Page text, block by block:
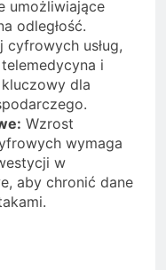
umożliwiające
odległość.
cyfrowych usług,
i
dla
Wzrost
wymaga
w
aby chronić dane